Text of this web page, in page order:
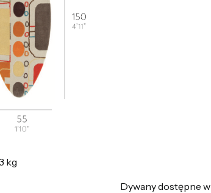
kg
Dywany dostępne